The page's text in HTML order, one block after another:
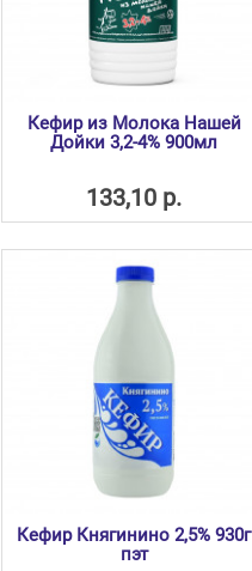
Кефир из Молока Нашей
Дойки 3,2-4% 900мл
133,10 р.
Кефир Княгинино 2,5% 930г
пэт